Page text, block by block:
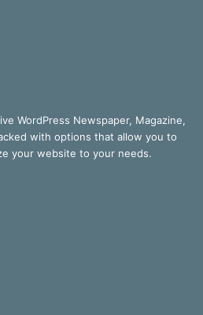
WordPress Newspaper, Magazine,
with options that allow you to
your website to your needs.